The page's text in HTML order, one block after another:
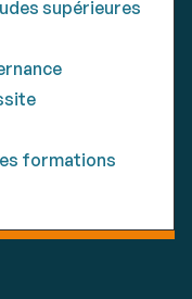
supérieures
formations